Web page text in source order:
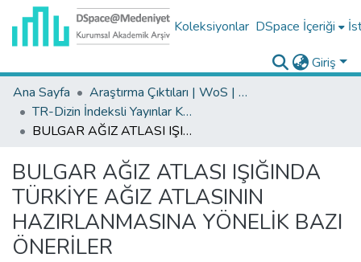
Koleksiyonlar DSpace İçeriği
Giriş
Ana Sayfa
Araştırma Çıktıları | WoS | Scopus | TR-Dizin | PubMed
TR-Dizin İndeksli Yayınlar Koleksiyonu
BULGAR AĞIZ ATLASI IŞIĞINDA TÜRKİYE AĞIZ ATLASININ HAZIRLANMASINA YÖNELİK BAZI ÖNERİLER
BULGAR AĞIZ ATLASI IŞIĞINDA
TÜRKİYE AĞIZ ATLASININ
HAZIRLANMASINA YÖNELİK BAZI
ÖNERİLER